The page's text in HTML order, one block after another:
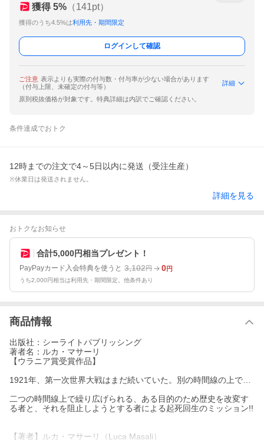
獲得 5% （141pt）
獲得のうち4.5%は利用先・期間限定
ログインして確認
ご注意 表示よりも実際の付与数・付与率が少ない場合があります
（付与上限、未確定の付与等）
詳細
原則税抜価格が対象です。特典詳細は内訳でご確認ください。
条件達成でおトク
12時までの注文で4～5日以内に発送（受注生産）
※休業日は発送されません。
詳細を見る
おトクなお知らせ
合計5,000円相当プレゼント！
PayPayカード入会特典を使うと 3,102円 0円
うち2,000円相当は利用先・期間限定。他条件あり
商品情報
出版社：シーライトパブリッシング
著者名：ルカ・マサーリ
【ウラニア賞受賞作品】
1921年、第一次世界大戦はまだ続いていた。別の時間線の上で…
二つの時間線上で繰り広げられる、ある目的のため歴史を改変す
る者と、それを阻止しようとする者による起死回生のミッション!!
【著者】ルカ・マサーリ（Luca Masali）